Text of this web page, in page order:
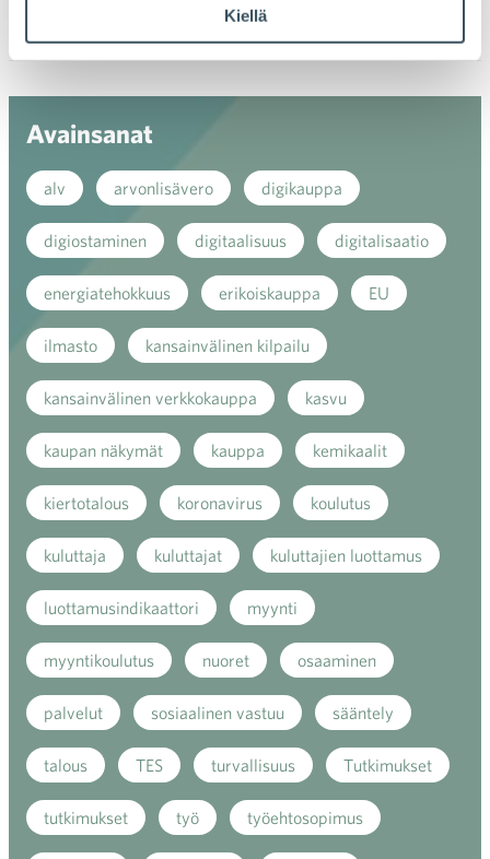
Kiellä
Avainsanat
alv arvonlisävero digikauppa
digiostaminen digitaalisuus digitalisaatio
energiatehokkuus erikoiskauppa EU
ilmasto kansainvälinen kilpailu
kansainvälinen verkkokauppa kasvu
kaupan näkymät kauppa kemikaalit
kiertotalous koronavirus koulutus
kuluttaja kuluttajat kuluttajien luottamus
luottamusindikaattori myynti
myyntikoulutus nuoret osaaminen
palvelut sosiaalinen vastuu sääntely
talous TES turvallisuus Tutkimukset
tutkimukset työ työehtosopimus